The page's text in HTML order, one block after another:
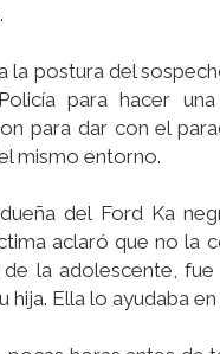
postura del
para hacer
para dar con el
mismo entorno.
del Ford Ka
aclaró que no
la adolescente,
Ella lo ayudaba